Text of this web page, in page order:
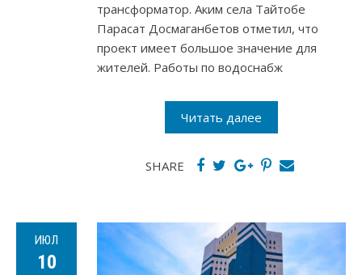
трансформатор. Аким села Тайтобе
Парасат Досмаганбетов отметил, что
проект имеет большое значение для
жителей. Работы по водоснабж
Читать далее
SHARE
ИЮЛ
10